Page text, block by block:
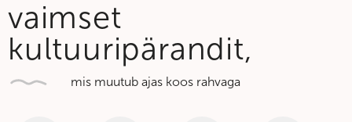
vaimset
kultuuripärandit,
mis muutub ajas koos rahvaga